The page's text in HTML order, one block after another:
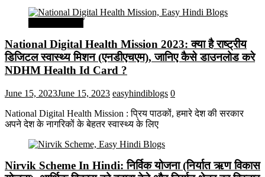
National Digital Health Mission 2023: क्या है राष्ट्रीय
डिजिटल स्वास्थ्य मिशन (एनडीएचएम), जानिए कैसे डाउनलोड करे
NDHM Health Id Card ?
June 15, 2023June 15, 2023 easyhindiblogs 0
National Digital Health Mission : प्रिय पाठकों, हमारे देश की सरकार
अपने देश के नागरिकों के बेहतर स्वास्थ्य के लिए
Nirvik Scheme In Hindi: निर्विक योजना (निर्यात ऋण विकास